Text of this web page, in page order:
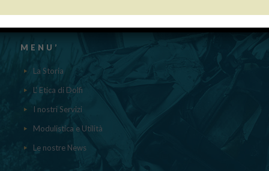
MENU’
La Storia
L' Etica di Dolfi
I nostri Servizi
Modulistica e Utilità
Le nostre News